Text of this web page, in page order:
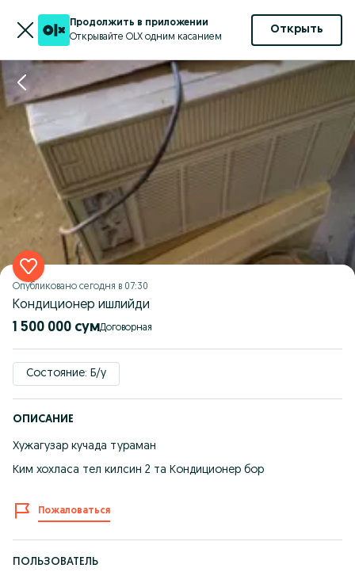
Продолжить в приложении
Открывайте OLX одним касанием
Открыть
Опубликовано сегодня в 07:30
Кондиционер ишлийди
1 500 000 сум Договорная
Состояние: Б/у
ОПИСАНИЕ
Хужагузар кучада тураман
Ким хохласа тел килсин 2 та Кондиционер бор
Пожаловаться
ПОЛЬЗОВАТЕЛЬ